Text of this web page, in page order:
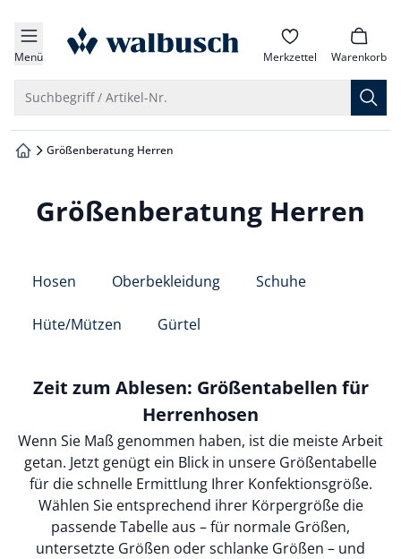
springen
springen
springen
springen
Menü zur Startseite Merkzettel Warenkorb
Suchbegriff / Artikel-Nr.
zur Startseite
Größenberatung Herren
Größenberatung Herren
Hosen Oberbekleidung Schuhe
Hüte/Mützen Gürtel
Zeit zum Ablesen: Größentabellen für
Herrenhosen
Wenn Sie Maß genommen haben, ist die meiste Arbeit
getan. Jetzt genügt ein Blick in unsere Größentabelle
für die schnelle Ermittlung Ihrer Konfektionsgröße.
Wählen Sie entsprechend ihrer Körpergröße die
passende Tabelle aus – für normale Größen,
untersetzte Größen oder schlanke Größen – und